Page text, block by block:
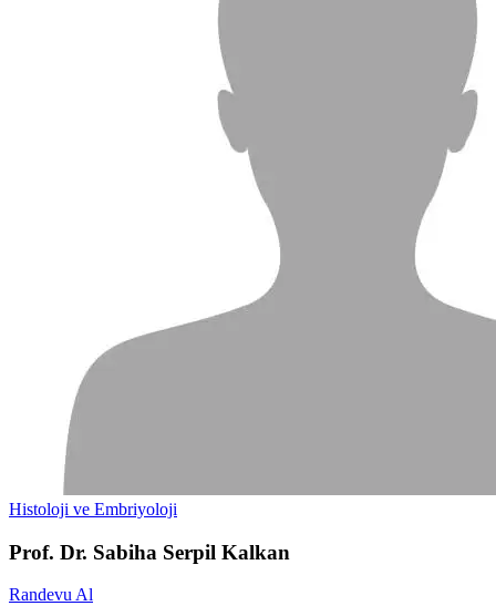
Histoloji ve Embriyoloji
Prof. Dr. Sabiha Serpil Kalkan
Randevu Al